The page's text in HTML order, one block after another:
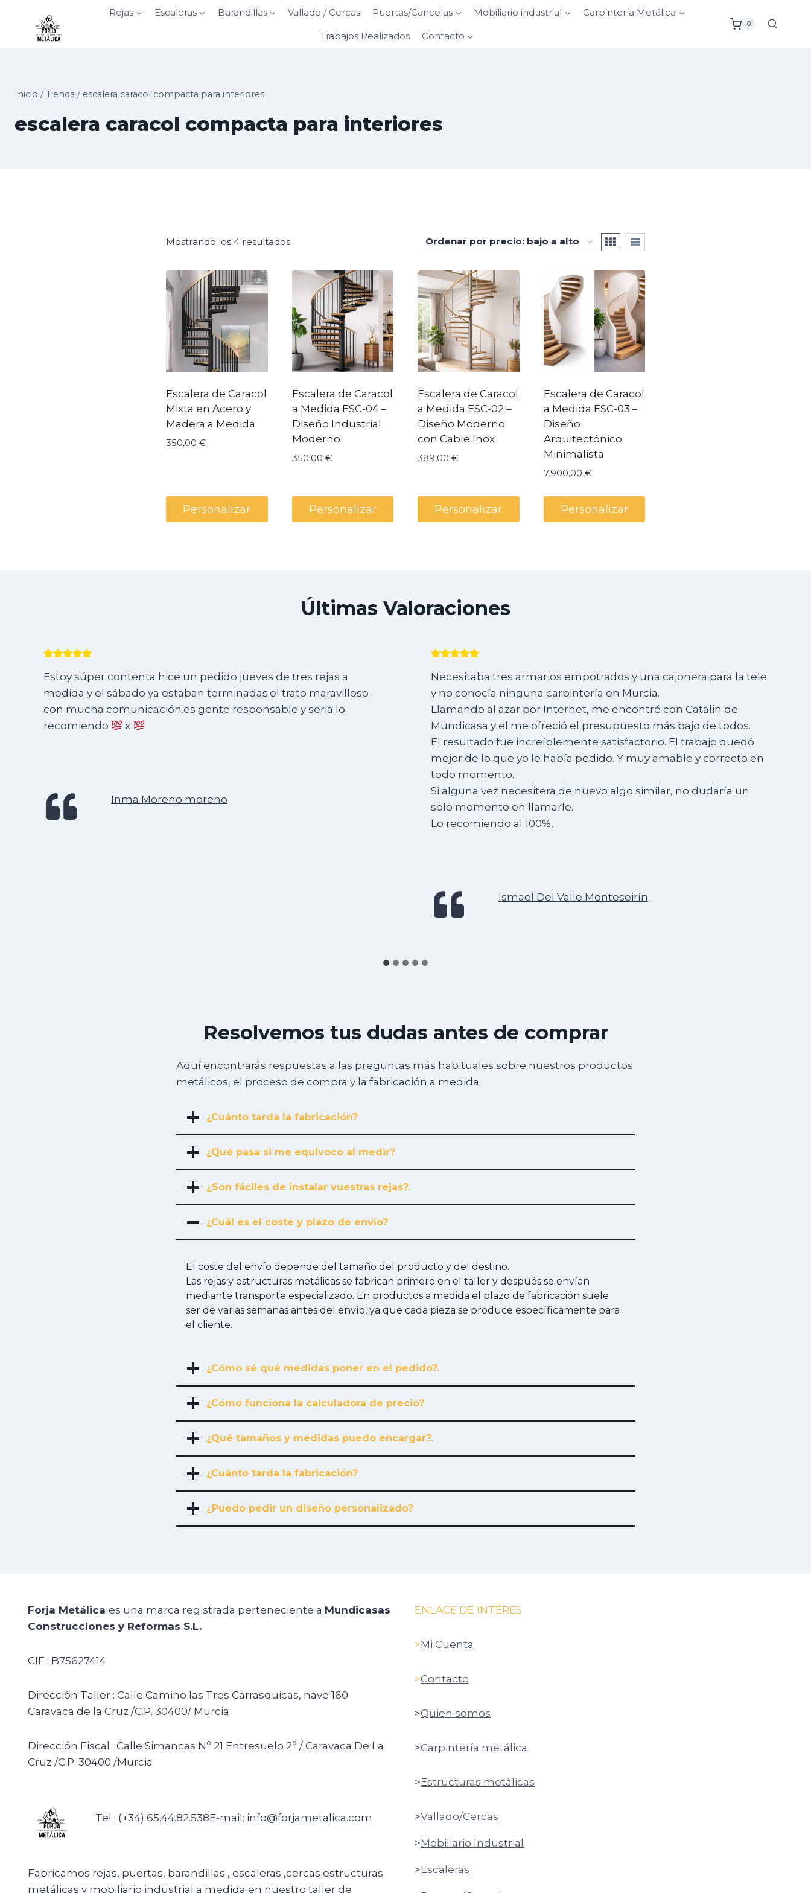
contenido
Rejas Escaleras Barandillas Vallado / Cercas Puertas/Cancelas Mobiliario industrial Carpintería Metálica
Trabajos Realizados Contacto
0
Inicio / Tienda / escalera caracol compacta para interiores
escalera caracol compacta para interiores
Mostrando los 4 resultadosOrdenado
precio:
a
alto
Escalera de Caracol
Mixta en Acero y
Madera a Medida
350,00 €
Personalizar
Escalera de Caracol
a Medida ESC-04 –
Diseño Industrial
Moderno
350,00 €
Personalizar
Escalera de Caracol
a Medida ESC-02 –
Diseño Moderno
con Cable Inox
389,00 €
Personalizar
Escalera de Caracol
a Medida ESC-03 –
Diseño
Arquitectónico
Minimalista
7.900,00 €
Personalizar
Últimas Valoraciones
Estoy súper contenta hice un pedido jueves de tres rejas a
medida y el sábado ya estaban terminadas.el trato maravilloso
con mucha comunicación.es gente responsable y seria lo
recomiendo
x
Inma Moreno moreno
Necesitaba tres armarios empotrados y una cajonera para la tele
y no conocía ninguna carpintería en Murcia.
Llamando al azar por Internet, me encontré con Catalin de
Mundicasa y el me ofreció el presupuesto más bajo de todos.
El resultado fue increíblemente satisfactorio. El trabajo quedó
mejor de lo que yo le había pedido. Y muy amable y correcto en
todo momento.
Si alguna vez necesitera de nuevo algo similar, no dudaría un
solo momento en llamarle.
Lo recomiendo al 100%.
Ismael Del Valle Monteseirín
Resolvemos tus dudas antes de comprar
Aquí encontrarás respuestas a las preguntas más habituales sobre nuestros productos
metálicos, el proceso de compra y la fabricación a medida.
¿Cuánto tarda la fabricación?
¿Qué pasa si me equivoco al medir?
¿Son fáciles de instalar vuestras rejas?.
¿Cuál es el coste y plazo de envío?
El coste del envío depende del tamaño del producto y del destino.
Las rejas y estructuras metálicas se fabrican primero en el taller y después se envían
mediante transporte especializado. En productos a medida el plazo de fabricación suele
ser de varias semanas antes del envío, ya que cada pieza se produce específicamente para
el cliente.
¿Cómo sé qué medidas poner en el pedido?.
¿Cómo funciona la calculadora de precio?
¿Qué tamaños y medidas puedo encargar?.
¿Cuánto tarda la fabricación?
¿Puedo pedir un diseño personalizado?
Forja Metálica es una marca registrada perteneciente a Mundicasas
Construcciones y Reformas S.L.
CIF : B75627414
Dirección Taller : Calle Camino las Tres Carrasquicas, nave 160
Caravaca de la Cruz /C.P. 30400/ Murcia
Dirección Fiscal : Calle Simancas Nº 21 Entresuelo 2º / Caravaca De La
Cruz /C.P. 30400 /Murcia
Tel : (+34) 65.44.82.538E-mail: info@forjametalica.com
Fabricamos rejas, puertas, barandillas , escaleras ,cercas estructuras
metálicas y mobiliario industrial a medida en nuestro taller de
ENLACE DE INTERES
>Mi Cuenta
>Contacto
>Quien somos
>Carpintería metálica
>Estructuras metálicas
>Vallado/Cercas
>Mobiliario Industrial
>Escaleras